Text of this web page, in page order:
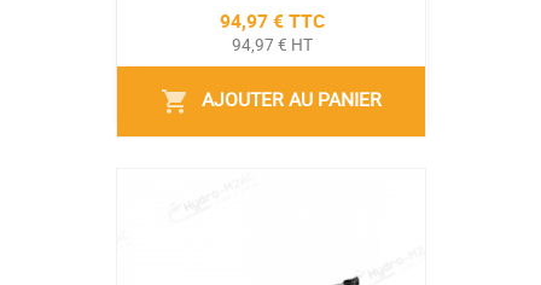
Prix
94,97 € TTC
94,97 € HT
shopping_cart AJOUTER AU PANIER